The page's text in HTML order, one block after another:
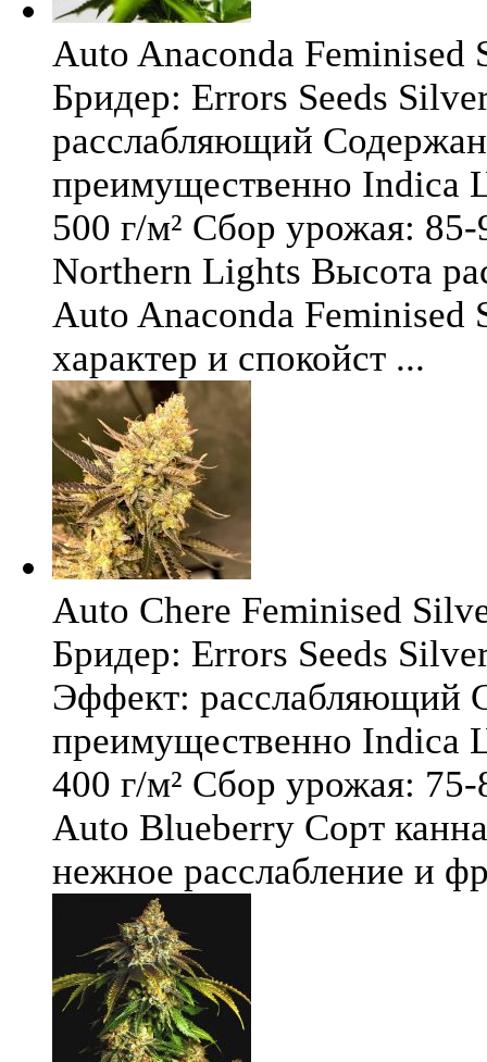
Auto Anaconda Feminised
Бридер: Errors Seeds
расслабляющий
преимущественно Indica
500 г/м² Сбор урожая:
Northern Lights Высота
Auto Anaconda
характер и спокойст ...
Auto Chere Feminised
Бридер: Errors Seeds
Эффект: расслабляющий
преимущественно Indica
400 г/м² Сбор урожая:
Auto Blueberry Сорт
нежное расслабление и